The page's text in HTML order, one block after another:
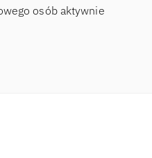
osób aktywnie